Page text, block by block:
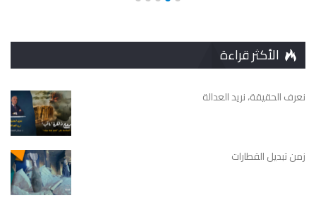
الأكثر قراءة
نعرف الحقيقة، نريد العدالة
زمن تبديل القطارات